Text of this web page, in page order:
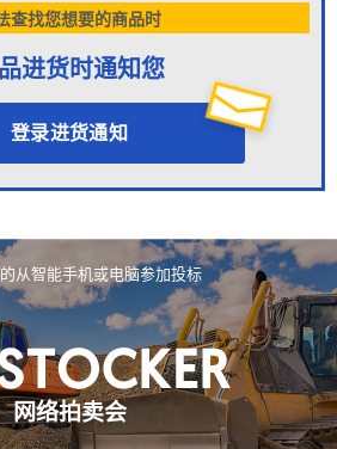
查找您想要的商品时
进货时通知您
登录进货通知
从智能手机或电脑参加投标
网络拍卖会